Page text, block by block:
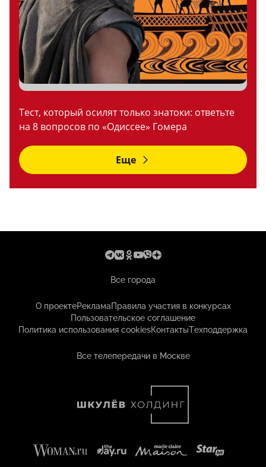
Тест, который осилят только знатоки: ответьте
на 8 вопросов по «Одиссее» Гомера
Еще
Все города
О проектеРекламаПравила участия в конкурсах
Пользовательское соглашение
Политика использования cookiesКонтактыТехподдержка
Все телепередачи в Москве